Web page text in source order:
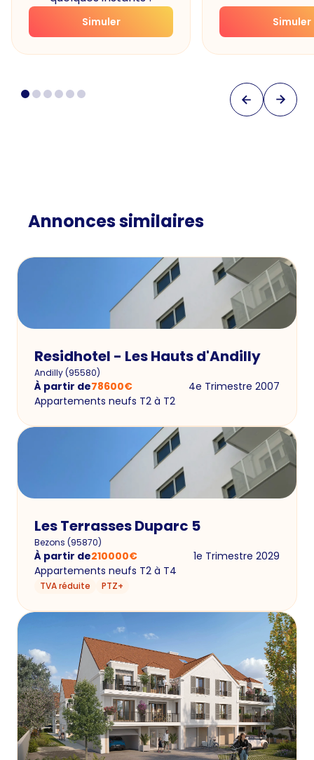
Simuler Simuler
Annonces similaires
Residhotel - Les Hauts d'Andilly
Andilly(95580)
À partir de78600€
4e Trimestre 2007
Appartements neufs T2 à T2
Les Terrasses Duparc 5
Bezons (95870)
À partir de210000€
1e Trimestre 2029
Appartements neufs T2 à T4
TVA réduite PTZ+